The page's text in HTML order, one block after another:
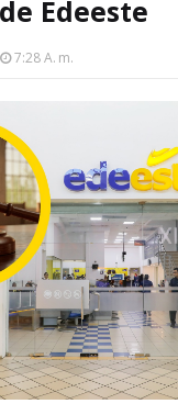
Edeeste
7:28 A. M.